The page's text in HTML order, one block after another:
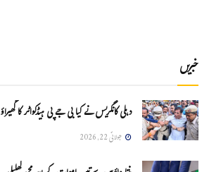
خبریں
دہلی کانگریس نے کیا بی جے پی ہیڈکواٹر کا گھیراؤ
جولائی 22, 2026